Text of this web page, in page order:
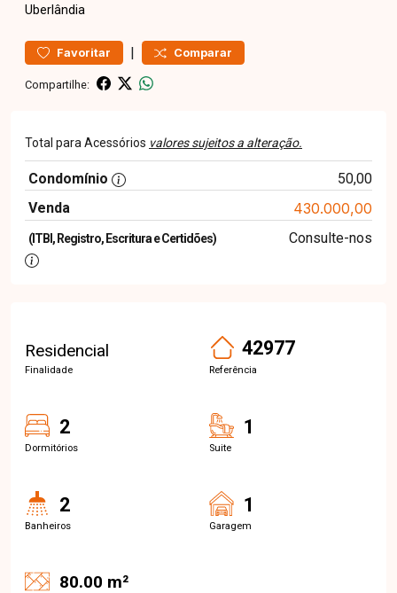
Uberlândia
Favoritar | Comparar
Compartilhe:
Total para Acessórios valores sujeitos a alteração.
Condomínio
50,00
Venda
430.000,00
(ITBI, Registro, Escritura e Certidões) Consulte-nos
Residencial
Finalidade
42977
Referência
2
Dormitórios
1
Suite
2
Banheiros
1
Garagem
80.00 m²